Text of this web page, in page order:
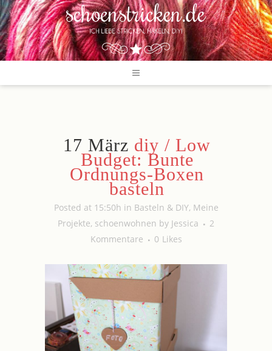
17 März diy / Low
Budget: Bunte
Ordnungs-Boxen
basteln
Posted at 15:50h in Basteln & DIY, Meine
Projekte, schoenwohnen by Jessica
2
Kommentare
0 Likes